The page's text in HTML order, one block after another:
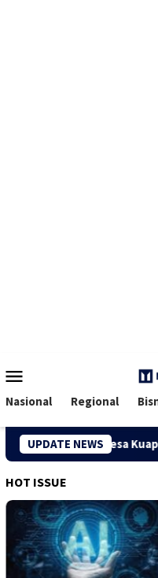
Mobile
Nasional Regional
UPDATE NEWS
Kreatif Desa
HOT ISSUE